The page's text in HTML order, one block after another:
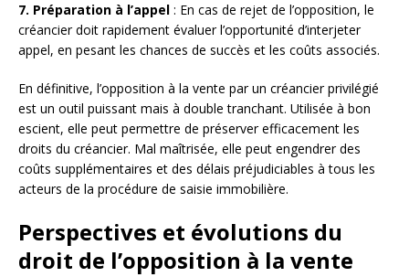
7. Préparation à l’appel : En cas de rejet de l’opposition, le
créancier doit rapidement évaluer l’opportunité d’interjeter
appel, en pesant les chances de succès et les coûts associés.
En définitive, l’opposition à la vente par un créancier privilégié
est un outil puissant mais à double tranchant. Utilisée à bon
escient, elle peut permettre de préserver efficacement les
droits du créancier. Mal maîtrisée, elle peut engendrer des
coûts supplémentaires et des délais préjudiciables à tous les
acteurs de la procédure de saisie immobilière.
Perspectives et évolutions du
droit de l’opposition à la vente